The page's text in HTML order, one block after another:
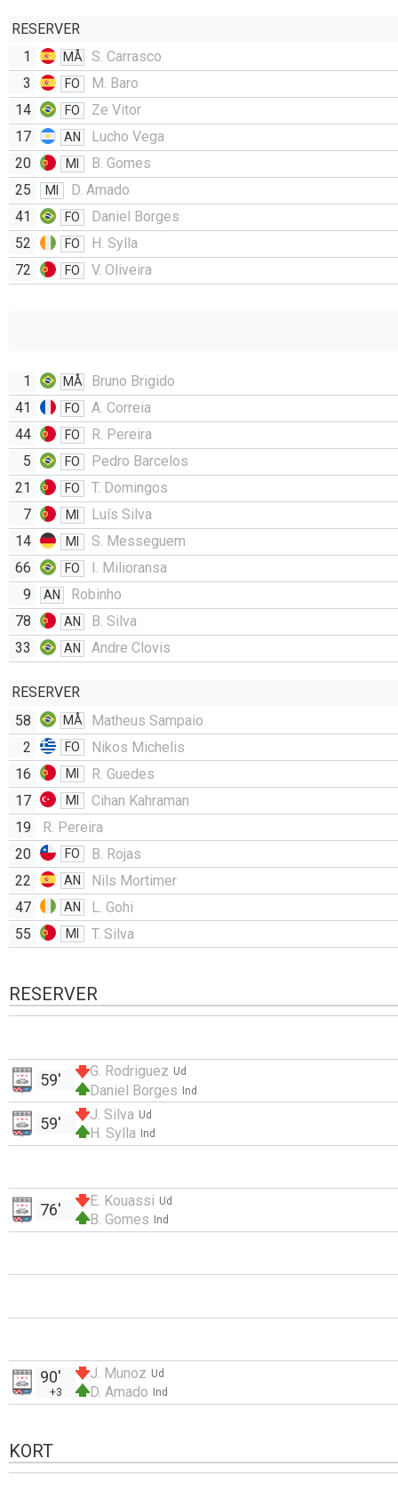
RESERVER
1
MÅ
S. Carrasco
3
FO
M. Baro
14
FO
Ze Vitor
17
AN
Lucho Vega
20
MI
B. Gomes
25
MI
D. Amado
41
FO
Daniel Borges
52
FO
H. Sylla
72
FO V. Oliveira
1 MÅ
Bruno Brigido
41
FO
A. Correia
44
FO
R. Pereira
5
FO
Pedro Barcelos
21
FO
T. Domingos
7
MI
Luís Silva
14
MI
S. Messeguem
66
FO
I. Milioransa
9
AN
Robinho
78
AN
B. Silva
33
AN Andre Clovis
RESERVER
58
MÅ
Matheus Sampaio
2
FO
Nikos Michelis
16
MI
R. Guedes
17
MI
Cihan Kahraman
19
R. Pereira
20
FO
B. Rojas
22
AN
Nils Mortimer
47
AN
L. Gohi
55
MI T. Silva
RESERVER
Ud
G. Rodriguez
Ind
Daniel Borges
59'
Ud
J. Silva
Ind
H. Sylla
59'
Ud
E. Kouassi
Ind
B. Gomes
76'
Ud
J. Munoz
Ind
D. Amado
90'
+3
KORT